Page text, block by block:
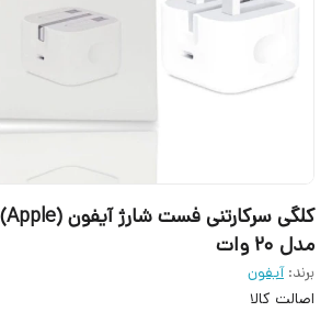
مدل 20 وات
برند: آیفون
اصالت کالا